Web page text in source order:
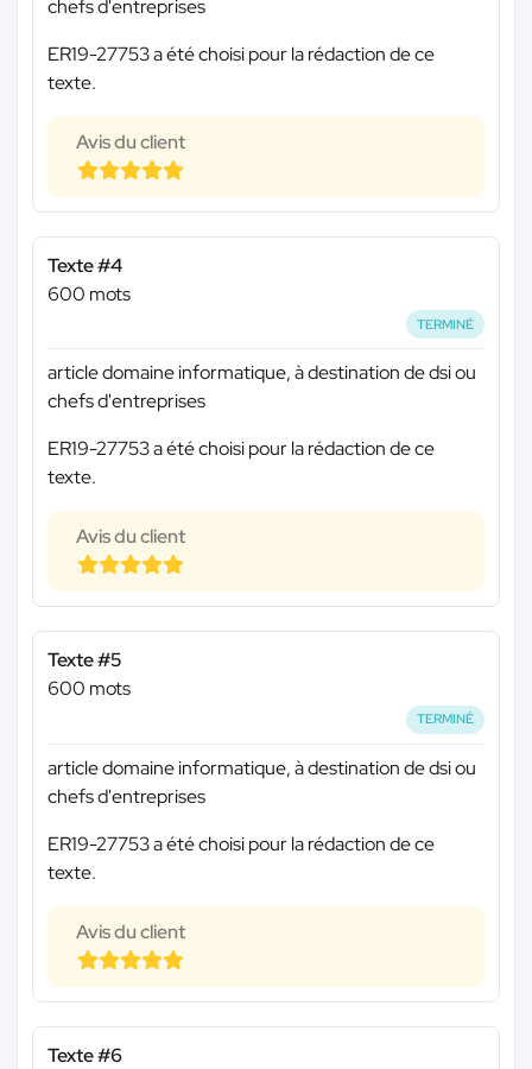
chefs d'entreprises
ER19-27753 a été choisi pour la rédaction de ce
texte.
Avis du client
Texte #4
600 mots
TERMINÉ
article domaine informatique, à destination de dsi ou
chefs d'entreprises
ER19-27753 a été choisi pour la rédaction de ce
texte.
Avis du client
Texte #5
600 mots
TERMINÉ
article domaine informatique, à destination de dsi ou
chefs d'entreprises
ER19-27753 a été choisi pour la rédaction de ce
texte.
Avis du client
Texte #6